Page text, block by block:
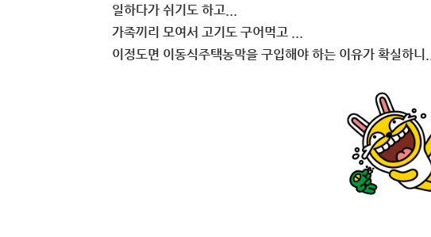
일하다가 쉬기도 하고...
가족끼리 모여서 고기도 구어먹고 ...
이정도면 이동식주택농막을 구입해야 하는 이유가 확실하니...